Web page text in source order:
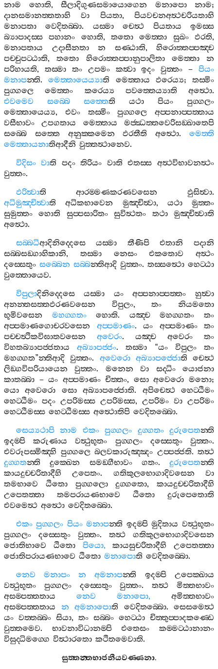
නාම
හොති, සීලාදිගුණසමායොගෙන මනාපො නාම;
දානසමානත‍්තතාහි
වා පියතා,පියවචනඅත්‍ථචරියතාහි
මනාපතා
වෙදිතබ‍්බා. යස‍්මා චෙත්‍ථ පියතාය
ඉමස‍්ස
බ්‍යාපාදස‍්ස
පහානං හොති,තතො මෙත‍්තා සුඛං ඵරති,
මනාපතාය
උදාසීනතා න සණ‍්ඨාති, හිරොත‍්තප‍්පඤ‍්ච
පච‍්චුපට‍්ඨාති,තතො හිරොත‍්තප‍්පානුපාලිතා මෙත‍්තා
න
පරිහායති, තස‍්මා තං උපමං කත්‍වා ඉදං වුත‍්තං – පියං
මනාපන‍්ති.මෙත‍්තායෙය්‍යාති මෙත‍්තාය ඵරෙය්‍ය; තස‍්මිං
පුග‍්ගලෙ
මෙත‍්තං කරෙය්‍ය පවත‍්තෙය්‍යාති අත්‍ථො.
එවමෙව
සබ‍්බෙ සත‍්තෙති යථා පියං
පුග‍්ගලං
මෙත‍්තායෙය්‍ය, එවං තස‍්මිං පුග‍්ගලෙ
අප‍්පනාප‍්පත‍්තාය
වසීභාවං
උපගතාය මෙත‍්තාය
මජ‍්ඣත‍්තවෙරිසඞ‍්ඛාතෙපි
සබ‍්බෙ
සත‍්තෙ අනුක‍්කමෙන ඵරතීති අත්‍ථො.මෙත‍්ති
මෙත‍්තායනාතිආදීනි වුත‍්තත්‍ථානෙව.
විදිසං වාති පදං තිරියං වාති එතස‍්ස අත්‍ථවිභාවනත්‍ථං
වුත‍්තං.
ඵරිත්‍වාති ආරම‍්මණකරණවසෙන ඵුසිත්‍වා.
අධිමුඤ‍්චිත්‍වාති අධිකභාවෙන මුඤ‍්චිත්‍වා, යථා
මුත‍්තං
සුමුත‍්තං
හොති සුප‍්පසාරිතං සුවිත්‍ථතං තථා
මුඤ‍්චිත්‍වාති
අත්‍ථො.
සබ‍්බධිආදිනිද‍්දෙසෙ යස‍්මා තීණිපි එතානි
පදානි
සබ‍්බසඞ‍්ගාහිකානි, තස‍්මා නෙසං එකතොව
අත්‍ථං
දස‍්සෙතුං සබ‍්බෙන සබ‍්බන‍්තිආදි වුත‍්තං. තස‍්සත්‍ථො හෙට‍්ඨා
වුත‍්තොයෙව.
විපුලාදිනිද‍්දෙසෙ යස‍්මා යං අප‍්පනාප‍්පත‍්තං
හුත්‍වා
අනන‍්තසත‍්තඵරණවසෙන
විපුලං,තං
නියමතො
භූමිවසෙන
මහග‍්ගතං හොති. යඤ‍්ච මහග‍්ගතං
තං
අප‍්පමාණගොචරවසෙන
අප‍්පමාණං. යං අප‍්පමාණං
තං
පච‍්චත්‍ථිකවිඝාතවසෙන
අවෙරං. යඤ‍්ච අවෙරං
තං
විහතබ්‍යාපජ‍්ජතාය
අබ්‍යාපජ‍්ජං.තස‍්මා “යං විපුලං
තං
මහග‍්ගත”න‍්තිආදි වුත‍්තං. අවෙරො අබ්‍යාපජ‍්ජොති
චෙත්‍ථ
ලිඞ‍්ගවිපරියායෙන
වුත‍්තං. මනෙන වා සද‍්ධිං
යොජනා
කාතබ‍්බා –යං අප‍්පමාණං චිත‍්තං, සො අවෙරො මනො;
යො
අවෙරො සො අබ්‍යාපජ‍්ජොති. අපිචෙත්‍ථ
හෙට‍්ඨිමං
හෙට‍්ඨිමං පදං උපරිමස‍්ස උපරිමස‍්ස, උපරිමං වා උපරිමං
හෙට‍්ඨිමස‍්ස හෙට‍්ඨිමස‍්ස අත්‍ථොතිපි වෙදිතබ‍්බො.
සෙය්‍යථාපි
නාම එකං පුග‍්ගලං දුග‍්ගතං දුරුපෙතන‍්ති
ඉදම‍්පි
කරුණාය වත්‍ථුභූතං පුග‍්ගලං දස‍්සෙතුං වුත‍්තං.
එවරූපස‍්මිඤ‍්හි පුග‍්ගලෙ බලවකාරුඤ‍්ඤං උප‍්පජ‍්ජති. තත්‍ථ
දුග‍්ගතන‍්ති දුක‍්ඛෙන සමඞ‍්ගීභාවං ගතං. දුරුපෙතන‍්ති
කායදුච‍්චරිතාදීහි
උපෙතං. ගතිකුලභොගාදිවසෙන
වා
තමභාවෙ
ඨිතො පුග‍්ගලො දුග‍්ගතො, කායදුච‍්චරිතාදීහි
උපෙතත‍්තා
තමපරායණභාවෙ ඨිතො
දුරුපෙතොති
එවමෙත්‍ථ අත්‍ථො වෙදිතබ‍්බො.
එකං පුග‍්ගලං පියං මනාපන‍්ති ඉදම‍්පි මුදිතාය වත්‍ථුභූතං
පුග‍්ගලං
දස‍්සෙතුං වුත‍්තං. තත්‍ථ
ගතිකුලභොගාදිවසෙන
ජොතිභාවෙ
ඨිතො පියො, කායසුචරිතාදීහි
උපෙතත‍්තා
ජොතිපරායණභාවෙ ඨිතො මනාපොති වෙදිතබ‍්බො.
නෙව
මනාපං න අමනාපන‍්ති ඉදම‍්පි
උපෙක‍්ඛාය
වත්‍ථුභූතං
පුග‍්ගලං දස‍්සෙතුං වුත‍්තං.තත්‍ථ
මිත‍්තභාවං
අසම‍්පත‍්තතාය
නෙව මනාපො,
අමිත‍්තභාවං
අසම‍්පත‍්තතාය
න අමනාපොති වෙදිතබ‍්බො. සෙසමෙත්‍ථ
යං වත‍්තබ‍්බං සියා, තං සබ‍්බං හෙට‍්ඨා චිත‍්තුප‍්පාදකණ‍්ඩෙ
වුත‍්තමෙව. භාවනාවිධානම‍්පි එතෙසං
කම‍්මට‍්ඨානානං
විසුද‍්ධිමග‍්ගෙ විත්‍ථාරතො කථිතමෙවාති.
සුත‍්තන‍්තභාජනීයවණ‍්ණනා.